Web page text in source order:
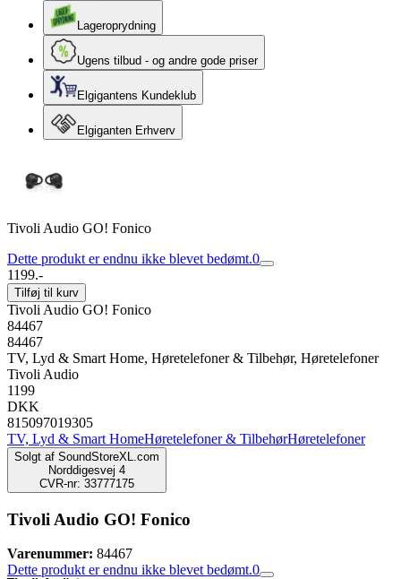
Lageroprydning
Ugens tilbud - og andre gode priser
Elgigantens Kundeklub
Elgiganten Erhverv
Tivoli Audio GO! Fonico
Dette produkt er endnu ikke blevet bedømt.0
1199.-
Tilføj til kurv
Tivoli Audio GO! Fonico
84467
84467
TV, Lyd & Smart Home, Høretelefoner & Tilbehør, Høretelefoner
Tivoli Audio
1199
DKK
815097019305
TV, Lyd & Smart HomeHøretelefoner & TilbehørHøretelefoner
Solgt af SoundStoreXL.com
Norddigesvej 4
CVR-nr: 33777175
Tivoli Audio GO! Fonico
Varenummer: 84467
Dette produkt er endnu ikke blevet bedømt.0